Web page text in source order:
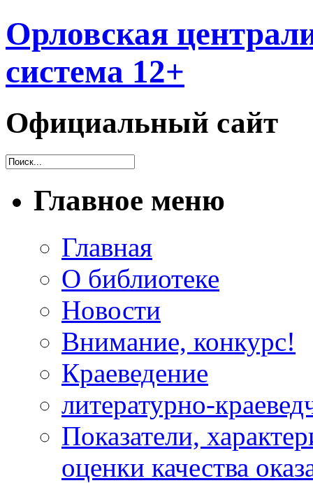
Орловская
система 12+
Официальный сайт
Главное меню
Главная
О библиотеке
Новости
Внимание, конкурс!
Краеведение
литературно-
Показатели,
оценки качества